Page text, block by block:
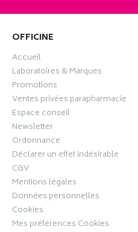
OFFICINE
Accueil
Laboratoires & Marques
Promotions
Ventes privées parapharmacie
Espace conseil
Newsletter
Ordonnance
Déclarer un effet indésirable
CGV
Mentions légales
Données personnelles
Cookies
Mes préférences Cookies